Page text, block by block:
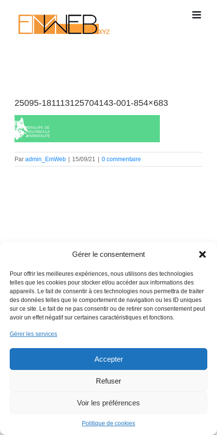
Gérer le consentement
Pour offrir les meilleures expériences, nous utilisons des technologies
telles que les cookies pour stocker et/ou accéder aux informations des
appareils. Le fait de consentir à ces technologies nous permettra de traiter
des données telles que le comportement de navigation ou les ID uniques
sur ce site. Le fait de ne pas consentir ou de retirer son consentement peut
avoir un effet négatif sur certaines caractéristiques et fonctions.
Gérer les services
Accepter
Refuser
Voir les préférences
Politique de cookies
contenu
25095-181113125704143-001-854×683
Par admin_EmWeb | 15/09/21 | 0 commentaire
Copyright 2018 EmWeb.xyz -Mentions légales